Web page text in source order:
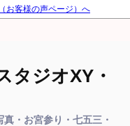
お客様の声ページ）へ
タジオXY・
・お宮参り・七五三・